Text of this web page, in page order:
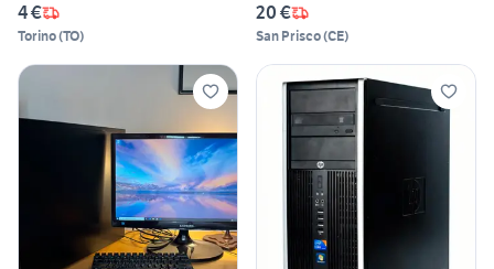
4 €
Torino(TO)
20 €
San Prisco(CE)